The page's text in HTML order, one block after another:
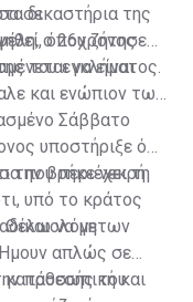
σε
ο 26χρονος
του εγκλήματος.
δικαστήρια της
όπου ζήτησε
να είναι
και ενώπιον των
Σάββατο
υποστήριξε ότι
την βρήκε νεκρή
υπό το κράτος
που περιέχει τη
Θέλω να με
απλώς σε
κατάθεσής του.
προσωπική και